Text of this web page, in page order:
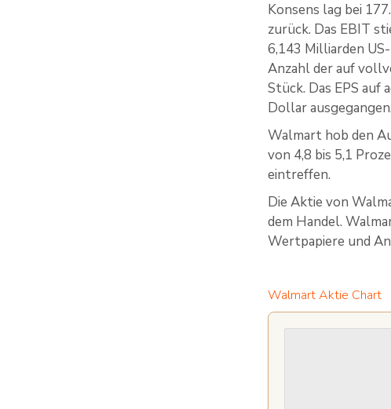
Konsens lag bei
zurück. Das EBIT
6,143 Milliarden
Anzahl der auf
Stück. Das EPS auf
Dollar ausgegangen.
Walmart hob den
von 4,8 bis 5,1
eintreffen.
Die Aktie von
dem Handel.
Wertpapiere und
Walmart Aktie Chart